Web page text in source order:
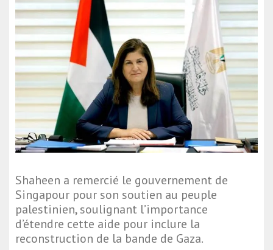
Shaheen a remercié le gouvernement de
Singapour pour son soutien au peuple
palestinien, soulignant l’importance
d’étendre cette aide pour inclure la
reconstruction de la bande de Gaza.